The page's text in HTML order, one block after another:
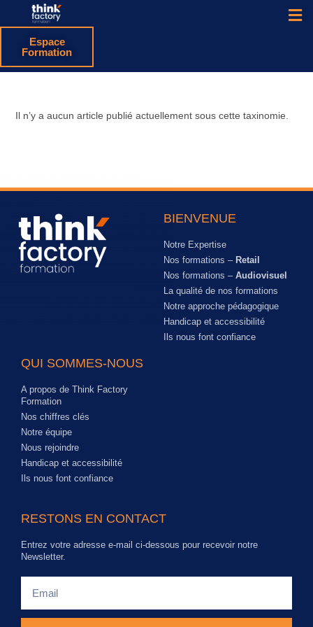
Espace
Formation
Il n’y a aucun article publié actuellement sous cette taxinomie.
BIENVENUE
Notre Expertise
Nos formations – Retail
Nos formations – Audiovisuel
La qualité de nos formations
Notre approche pédagogique
Handicap et accessibilité
Ils nous font confiance
QUI SOMMES-NOUS
A propos de Think Factory
Formation
Nos chiffres clés
Notre équipe
Nous rejoindre
Handicap et accessibilité
Ils nous font confiance
RESTONS EN CONTACT
Entrez votre adresse e-mail ci-dessous pour recevoir notre
Newsletter.